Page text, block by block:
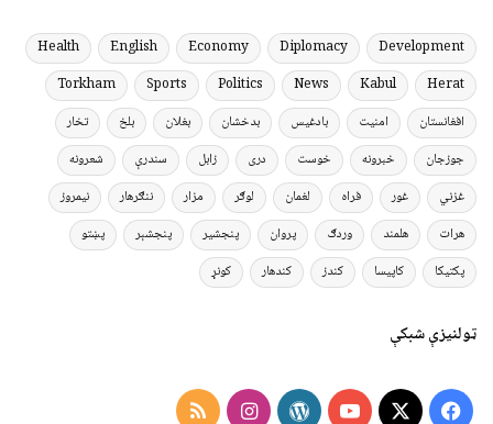
Development
Diplomacy
Economy
English
Health
Herat
Kabul
News
Politics
Sports
Torkham
افغانستان
امنیت بادغیس بدخشان بغلان بلخ
تخار
جوزجان
خبرونه خوست دری زابل سندرې
شعرونه
غزني
غور فراه لغمان لوګر مزار ننګرهار
نیمروز
هرات
هلمند وردګ پروان پنجشیر پنجشېر
پښتو
پکتیکا
کاپیسا کندز کندهار کونړ
ټولنیزې شبکې
Facebook
X
YouTube
WordPress
Instagram
RSS